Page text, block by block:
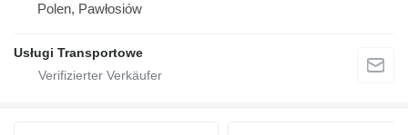
Polen, Pawłosiów
Usługi Transportowe